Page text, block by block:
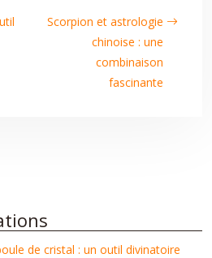
Scorpion et astrologie
chinoise : une
combinaison
fascinante
de cristal : un outil divinatoire